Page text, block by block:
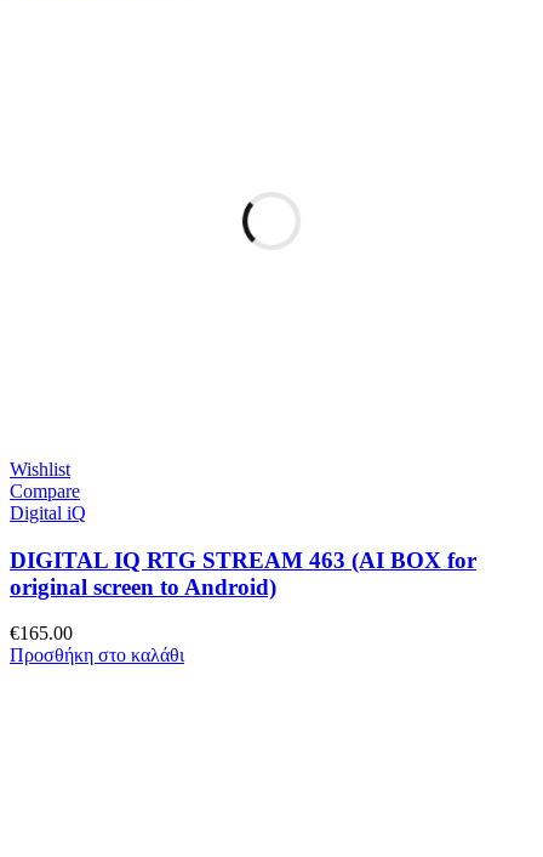
Wishlist
Compare
Digital iQ
DIGITAL IQ RTG STREAM 463 (AI BOX for
original screen to Android)
€165.00
Προσθήκη στο καλάθι